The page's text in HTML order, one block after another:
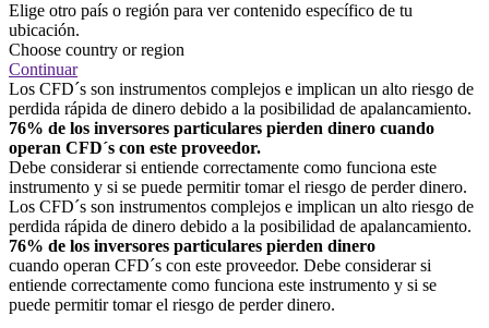
Elige otro país o región para ver contenido específico de tu
ubicación.
Choose country or region
Continuar
Los CFD´s son instrumentos complejos e implican un alto riesgo de
perdida rápida de dinero debido a la posibilidad de apalancamiento.
76% de los inversores particulares pierden dinero cuando
operan CFD´s con este proveedor.
Debe considerar si entiende correctamente como funciona este
instrumento y si se puede permitir tomar el riesgo de perder dinero.
Los CFD´s son instrumentos complejos e implican un alto riesgo de
perdida rápida de dinero debido a la posibilidad de apalancamiento.
76% de los inversores particulares pierden dinero
cuando operan CFD´s con este proveedor. Debe considerar si
entiende correctamente como funciona este instrumento y si se
puede permitir tomar el riesgo de perder dinero.